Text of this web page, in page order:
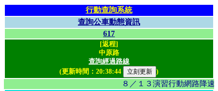
行動查詢系統
查詢公車動態資訊
617
[返程]
中原路
查詢經過路線
(更新時間： 20:38:44 )
８／１３演習行動網路